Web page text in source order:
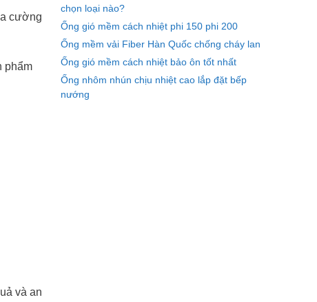
cường
phẩm
và an
chọn loại nào?
Ống gió mềm cách nhiệt phi 150 phi 200
Ống mềm vải Fiber Hàn Quốc chống cháy lan
Ống gió mềm cách nhiệt bảo ôn tốt nhất
Ống nhôm nhún chịu nhiệt cao lắp đặt bếp
nướng